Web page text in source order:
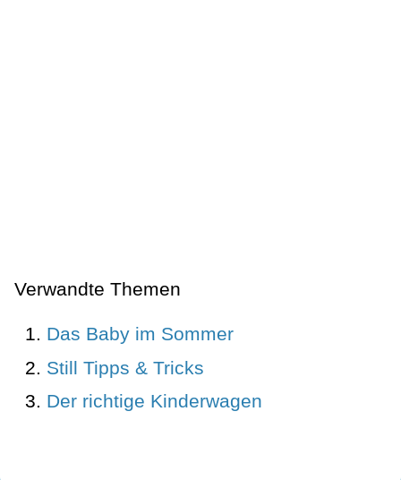
Verwandte Themen
Das Baby im Sommer
Still Tipps & Tricks
Der richtige Kinderwagen